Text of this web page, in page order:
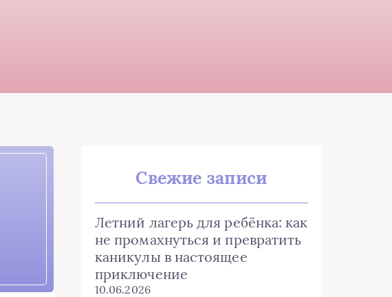
Свежие записи
Летний лагерь для ребёнка: как
не промахнуться и превратить
каникулы в настоящее
приключение
10.06.2026